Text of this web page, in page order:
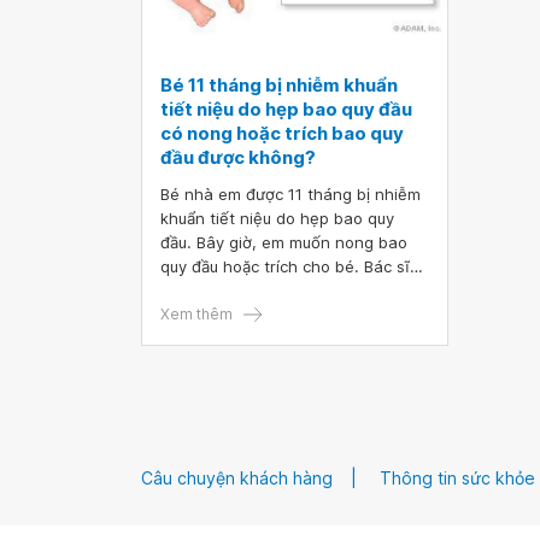
Bé 11 tháng bị nhiễm khuẩn
tiết niệu do hẹp bao quy đầu
có nong hoặc trích bao quy
đầu được không?
Bé nhà em được 11 tháng bị nhiễm
khuẩn tiết niệu do hẹp bao quy
đầu. Bây giờ, em muốn nong bao
quy đầu hoặc trích cho bé. Bác sĩ
khuẩn tiết niệu do hẹp bao quy đầu
Xem thêm
Câu chuyện khách hàng Thông tin sức khỏe